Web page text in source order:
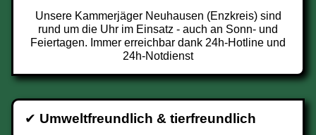
Unsere Kammerjäger Neuhausen (Enzkreis) sind
rund um die Uhr im Einsatz - auch an Sonn- und
Feiertagen. Immer erreichbar dank 24h-Hotline und
24h-Notdienst
✔ Umweltfreundlich & tierfreundlich